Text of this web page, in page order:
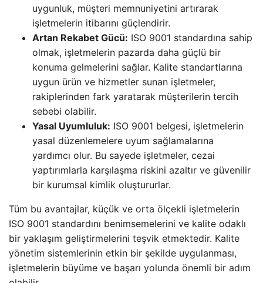
uygunluk, müşteri memnuniyetini artırarak
işletmelerin itibarını güçlendirir.
Artan Rekabet Gücü: ISO 9001 standardına sahip
olmak, işletmelerin pazarda daha güçlü bir
konuma gelmelerini sağlar. Kalite standartlarına
uygun ürün ve hizmetler sunan işletmeler,
rakiplerinden fark yaratarak müşterilerin tercih
sebebi olabilir.
Yasal Uyumluluk: ISO 9001 belgesi, işletmelerin
yasal düzenlemelere uyum sağlamalarına
yardımcı olur. Bu sayede işletmeler, cezai
yaptırımlarla karşılaşma riskini azaltır ve güvenilir
bir kurumsal kimlik oluştururlar.
Tüm bu avantajlar, küçük ve orta ölçekli işletmelerin
ISO 9001 standardını benimsemelerini ve kalite odaklı
bir yaklaşım geliştirmelerini teşvik etmektedir. Kalite
yönetim sistemlerinin etkin bir şekilde uygulanması,
işletmelerin büyüme ve başarı yolunda önemli bir adım